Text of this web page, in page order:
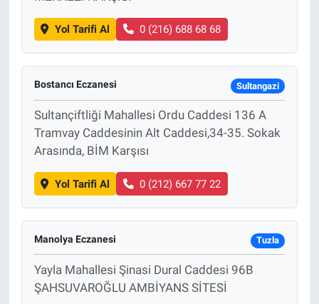
Yol Tarifi Al 0 (216) 688 68 68
Bostancı Eczanesi Sultangazi
Sultançiftliği Mahallesi Ordu Caddesi 136 A
Tramvay Caddesinin Alt Caddesi,34-35. Sokak
Arasında, BİM Karşısı
Yol Tarifi Al 0 (212) 667 77 22
Manolya Eczanesi Tuzla
Yayla Mahallesi Şinasi Dural Caddesi 96B
ŞAHSUVAROĞLU AMBİYANS SİTESİ